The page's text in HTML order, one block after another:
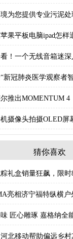
为您提供专业污泥
果平板电脑ipad怎样
！一个无线音箱迷
“新冠肺炎医学观察者
推出MOMENTUM 4
摄像头拍摄OLED屏
猜你喜欢
礼盒销量狂飙，限
亮相济宁福特纵横户
匠心雕琢 嘉格纳全
北移动帮助偏远乡